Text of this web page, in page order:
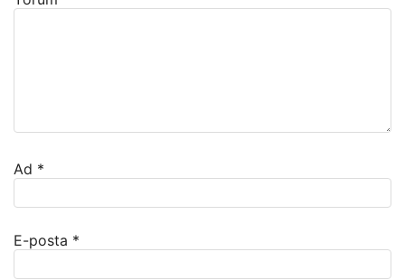
Ad *
E-posta *